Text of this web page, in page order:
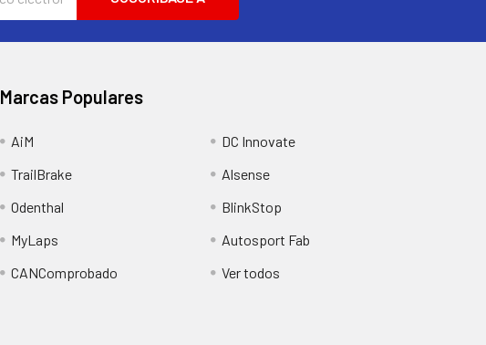
Marcas Populares
AiM
TrailBrake
Odenthal
MyLaps
CANComprobado
DC Innovate
Alsense
BlinkStop
Autosport Fab
Ver todos